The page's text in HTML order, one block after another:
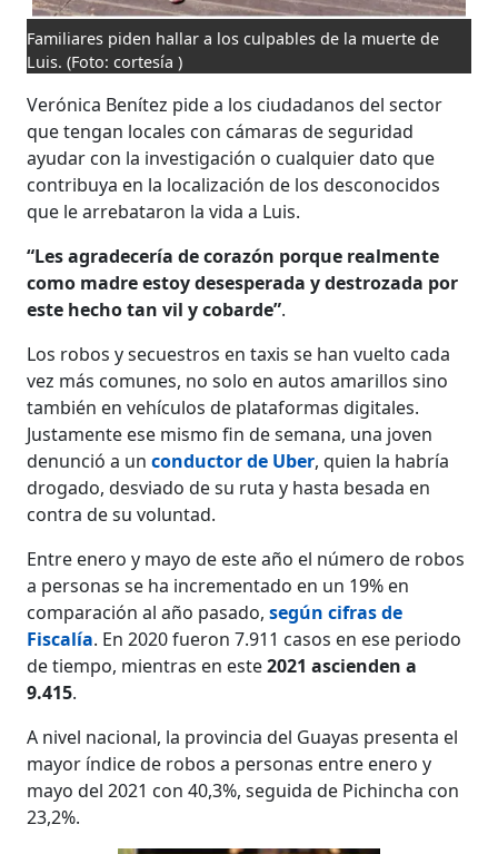
Familiares piden hallar a los culpables de la muerte de
Luis. (Foto: cortesía )
Verónica Benítez pide a los ciudadanos del sector
que tengan locales con cámaras de seguridad
ayudar con la investigación o cualquier dato que
contribuya en la localización de los desconocidos
que le arrebataron la vida a Luis.
“Les agradecería de corazón porque realmente
como madre estoy desesperada y destrozada por
este hecho tan vil y cobarde”.
Los robos y secuestros en taxis se han vuelto cada
vez más comunes, no solo en autos amarillos sino
también en vehículos de plataformas digitales.
Justamente ese mismo fin de semana, una joven
denunció a unconductor de Uber, quien la habría
drogado, desviado de su ruta y hasta besada en
contra de su voluntad.
Entre enero y mayo de este año el número de robos
a personas se ha incrementado en un 19% en
comparación al año pasado,según cifras de
Fiscalía. En 2020 fueron 7.911 casos en ese periodo
de tiempo, mientras en este2021 ascienden a
9.415.
A nivel nacional, la provincia del Guayas presenta el
mayor índice de robos a personas entre enero y
mayo del 2021 con 40,3%, seguida de Pichincha con
23,2%.